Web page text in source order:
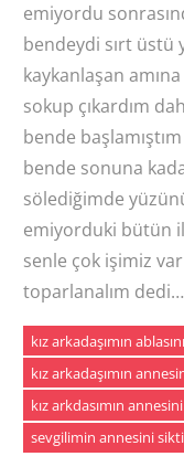
emiyordu
bendeydi sırt üstü
kaykanlaşan amına
sokup çıkardım
bende
bende sonuna
sölediğimde
emiyorduki bütün
senle çok işimiz
toparlanalım
kız arkadaşımın
kız arkadaşımın
kız arkdasımın
sevgilimin annesini